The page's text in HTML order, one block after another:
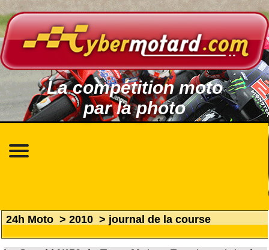
La compétition moto
par la photo
24h Moto > 2010 > journal de la course